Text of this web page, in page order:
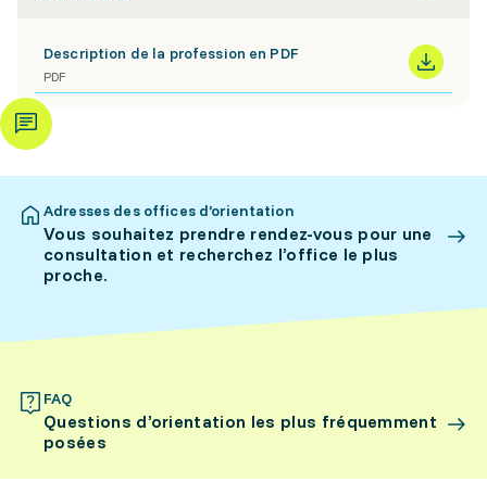
Description de la profession en PDF
PDF
Adresses des offices d’orientation
Vous souhaitez prendre rendez-vous pour une
consultation et recherchez l’office le plus
proche.
FAQ
Questions d’orientation les plus fréquemment
posées